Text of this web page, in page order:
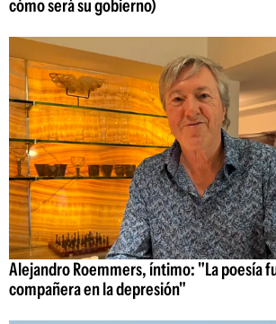
cómo será su gobierno)
Alejandro Roemmers, íntimo: "La poesía
compañera en la depresión"